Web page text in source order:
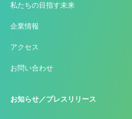
私たちの目指す未来
企業情報
アクセス
お問い合わせ
お知らせ／プレスリリース